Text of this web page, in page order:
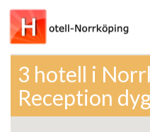
3 hotell i
Reception